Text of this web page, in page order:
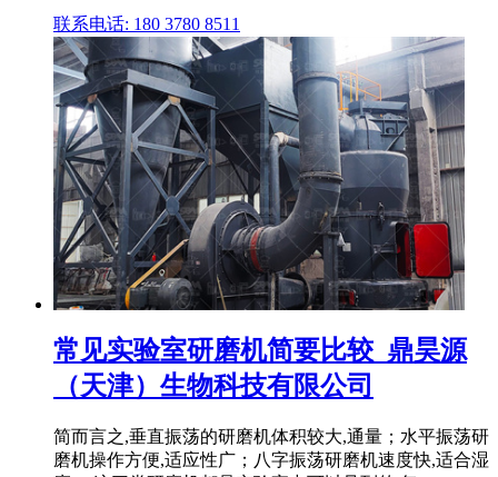
联系电话: 180 3780 8511
常见实验室研磨机简要比较_鼎昊源
（天津）生物科技有限公司
简而言之,垂直振荡的研磨机体积较大,通量；水平振荡研
磨机操作方便,适应性广；八字振荡研磨机速度快,适合湿